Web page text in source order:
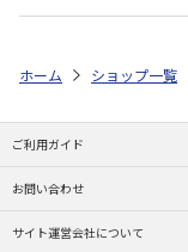
ホーム ショップ一覧
ご利用ガイド
お問い合わせ
サイト運営会社について